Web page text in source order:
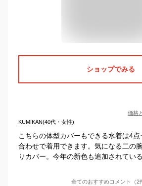
ショップでみる
価格
KUMIKAN(40代・女性)
こちらの体型カバーもできる水着は4
合わせで着用できます。気になる二の
りカバー。今年の新色も追加されてい
全てのおすすめコメント（2